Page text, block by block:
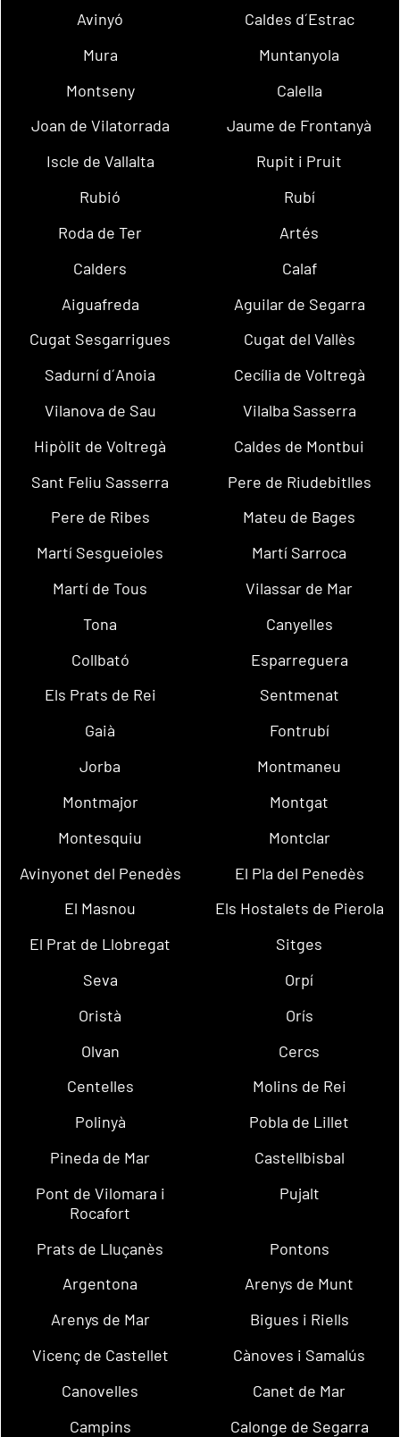
Avinyó
Caldes d´Estrac
Mura
Muntanyola
Montseny
Calella
Joan de Vilatorrada
Jaume de Frontanyà
Iscle de Vallalta
Rupit i Pruit
Rubió
Rubí
Roda de Ter
Artés
Calders
Calaf
Aiguafreda
Aguilar de Segarra
Cugat Sesgarrigues
Cugat del Vallès
Sadurní d´Anoia
Cecília de Voltregà
Vilanova de Sau
Vilalba Sasserra
Hipòlit de Voltregà
Caldes de Montbui
Sant Feliu Sasserra
Pere de Riudebitlles
Pere de Ribes
Mateu de Bages
Martí Sesgueioles
Martí Sarroca
Martí de Tous
Vilassar de Mar
Tona
Canyelles
Collbató
Esparreguera
Els Prats de Rei
Sentmenat
Gaià
Fontrubí
Jorba
Montmaneu
Montmajor
Montgat
Montesquiu
Montclar
Avinyonet del Penedès
El Pla del Penedès
El Masnou
Els Hostalets de Pierola
El Prat de Llobregat
Sitges
Seva
Orpí
Oristà
Orís
Olvan
Cercs
Centelles
Molins de Rei
Polinyà
Pobla de Lillet
Pineda de Mar
Castellbisbal
Pont de Vilomara i
Rocafort
Pujalt
Prats de Lluçanès
Pontons
Argentona
Arenys de Munt
Arenys de Mar
Bigues i Riells
Vicenç de Castellet
Cànoves i Samalús
Canovelles
Canet de Mar
Campins
Calonge de Segarra